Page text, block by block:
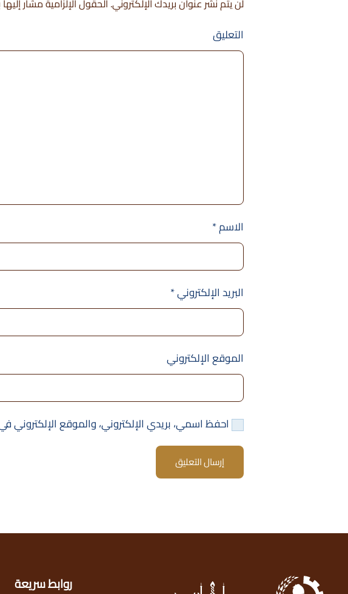
لن يتم نشر عنوان بريدك الإلكتروني. الحقول الإلزامية مشار إليها
التعليق
الاسم*
البريد الإلكتروني*
الموقع الإلكتروني
احفظ اسمي، بريدي الإلكتروني، والموقع
إرسال التعليق
روابط سريعة